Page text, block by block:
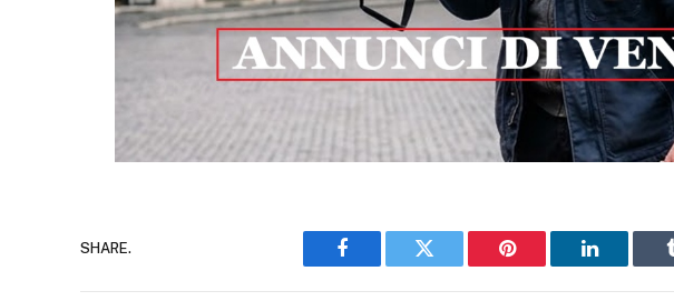
SHARE.
Facebook Twitter Pinterest LinkedIn